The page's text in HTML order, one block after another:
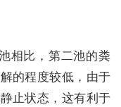
相比，第二池的粪
的程度较低，由于
止状态，这有利于